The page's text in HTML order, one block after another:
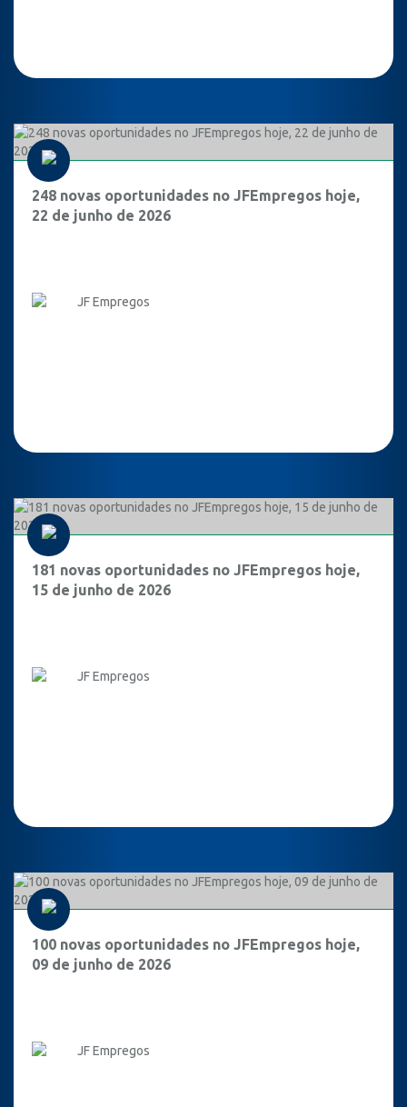
248 novas oportunidades no JFEmpregos hoje,
22 de junho de 2026
JF Empregos
181 novas oportunidades no JFEmpregos hoje,
15 de junho de 2026
JF Empregos
100 novas oportunidades no JFEmpregos hoje,
09 de junho de 2026
JF Empregos